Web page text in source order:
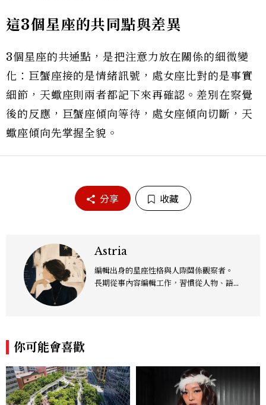
這3個星座的共同點與差異
3個星座的共通點，是把注意力放在關係的細微變
化：巨蟹座接的是情緒訊號，處女座比對的是事實
細節，天蠍座則兩者都記下來再確認。差別在察覺
後的反應，巨蟹座傾向等待，處女座傾向切斷，天
蠍座傾向先掌握全貌。
分享 收藏
Astria
編輯出身的星座性格與人際關係觀察者。
長期從事內容編輯工作，習慣從人物、語言
慣出發，整理出不同性格之間容易產生的誤
解與關係盲點。對我而言，星座是一套理解
差異的觀察語言，也是一個重新認識自己與
你可能會喜歡